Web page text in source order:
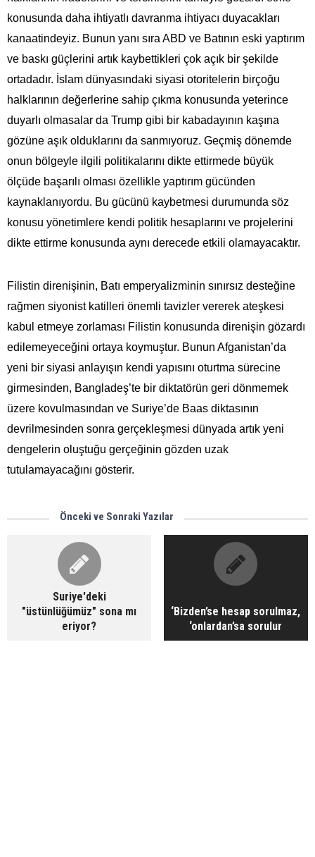
konusunda daha ihtiyatlı davranma ihtiyacı duyacakları
kanaatindeyiz. Bunun yanı sıra ABD ve Batının eski yaptırım
ve baskı güçlerini artık kaybettikleri çok açık bir şekilde
ortadadır. İslam dünyasındaki siyasi otoritelerin birçoğu
halklarının değerlerine sahip çıkma konusunda yeterince
duyarlı olmasalar da Trump gibi bir kabadayının kaşına
gözüne aşık olduklarını da sanmıyoruz. Geçmiş dönemde
onun bölgeyle ilgili politikalarını dikte ettirmede büyük
ölçüde başarılı olması özellikle yaptırım gücünden
kaynaklanıyordu. Bu gücünü kaybetmesi durumunda söz
konusu yönetimlere kendi politik hesaplarını ve projelerini
dikte ettirme konusunda aynı derecede etkili olamayacaktır.
Filistin direnişinin, Batı emperyalizminin sınırsız desteğine
rağmen siyonist katilleri önemli tavizler vererek ateşkesi
kabul etmeye zorlaması Filistin konusunda direnişin gözardı
edilemeyeceğini ortaya koymuştur. Bunun Afganistan’da
yeni bir siyasi anlayışın kendi yapısını oturtma sürecine
girmesinden, Bangladeş’te bir diktatörün geri dönmemek
üzere kovulmasından ve Suriye’de Baas diktasının
devrilmesinden sonra gerçekleşmesi dünyada artık yeni
dengelerin oluştuğu gerçeğinin gözden uzak
tutulamayacağını gösterir.
Önceki ve Sonraki Yazılar
Suriye'deki
"üstünlüğümüz" sona mı
eriyor?
‘Bizden’se hesap sorulmaz,
‘onlardan’sa sorulur